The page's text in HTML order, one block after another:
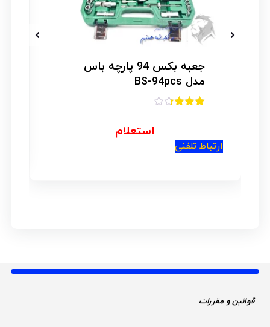
جعبه بکس 94 پارچه باس
مدل BS-94pcs
استعلام
ارتباط تلفنی
قوانین و مقررات